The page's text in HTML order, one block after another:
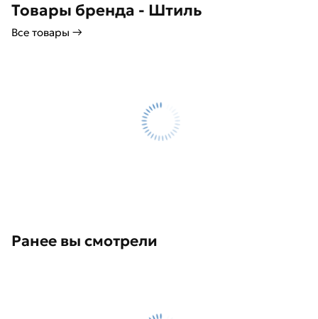
Товары бренда - Штиль
Все товары →
Ранее вы смотрели